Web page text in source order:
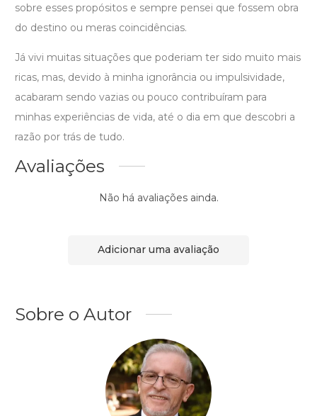
sobre esses propósitos e sempre pensei que fossem obra
do destino ou meras coincidências.
Já vivi muitas situações que poderiam ter sido muito mais
ricas, mas, devido à minha ignorância ou impulsividade,
acabaram sendo vazias ou pouco contribuíram para
minhas experiências de vida, até o dia em que descobri a
razão por trás de tudo.
Avaliações
Não há avaliações ainda.
Adicionar uma avaliação
Sobre o Autor